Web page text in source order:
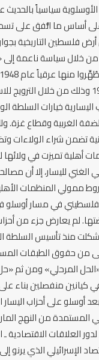
الأوسلوية سياسياً
أساس ما اتُّفق على
من أرض فلسطين التاريخية
خلال سياسة ناعمة إلى
اليسارية خيارات السلطة
الغربية وقطاع غزة.
تضمن شراء الولاءات
أهلية تميزت في ولائها
الغني لليسار، إلا أن
ممولي المنظمات
في مسار
لم يعارض جزء من
منذ تأسيس السلطة
من حقوق الطبقات
المرحلي» ومن ثم
منفصلين بناء على
أوسلو على أحزاب
المستمدة من النهج
العلاقات الاقتصادية
الإسرائيلي الذي